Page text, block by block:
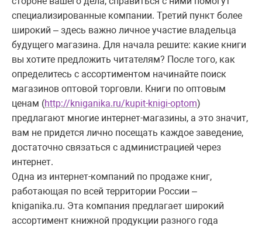
специализированные компании. Третий пункт более
широкий – здесь важно личное участие владельца
будущего магазина. Для начала решите: какие книги
вы хотите предложить читателям? После того, как
определитесь с ассортиментом начинайте поиск
магазинов оптовой торговли. Книги по оптовым
ценам (http://kniganika.ru/kupit-knigi-optom)
предлагают многие интернет-магазины, а это значит,
вам не придется лично посещать каждое заведение,
достаточно связаться с администрацией через
интернет.
Одна из интернет-компаний по продаже книг,
работающая по всей территории России –
kniganika.ru. Эта компания предлагает широкий
ассортимент книжной продукции разного года